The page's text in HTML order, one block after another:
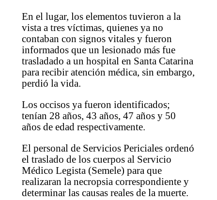
En el lugar, los elementos tuvieron a la
vista a tres víctimas, quienes ya no
contaban con signos vitales y fueron
informados que un lesionado más fue
trasladado a un hospital en Santa Catarina
para recibir atención médica, sin embargo,
perdió la vida.
Los occisos ya fueron identificados;
tenían 28 años, 43 años, 47 años y 50
años de edad respectivamente.
El personal de Servicios Periciales ordenó
el traslado de los cuerpos al Servicio
Médico Legista (Semele) para que
realizaran la necropsia correspondiente y
determinar las causas reales de la muerte.